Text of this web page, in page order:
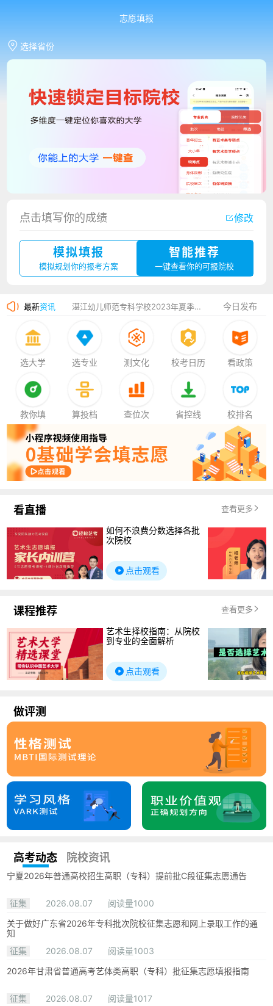
志愿填报
选择省份
点击填写你的成绩 修改
模拟填报
模拟规划你的报考方案
智能推荐
一键查看你的可报院校
最新资讯
厦门大学嘉庚学院2023年艺术类招生简章
湛江幼儿师范专科学校2023年夏季高考招生简章
香港中文大学（深圳）2023年夏季高考招生简章
今日发布
选大学 选专业 测文化 校考日历 看政策
教你填 算投档 查位次 省控线 校排名
看直播 查看更多
如何不浪费分数选择各批
次院校
点击观看
课程推荐 查看更多
艺术生择校指南：从院校
到专业的全面解析
点击观看
做评测
高考动态 院校资讯
宁夏2026年普通高校招生高职（专科）提前批C段征集志愿通告
征集 2026.08.07
阅读量1000
关于做好广东省2026年专科批次院校征集志愿和网上录取工作的通
知
征集
2026.08.07
阅读量1003
2026年甘肃省普通高考艺体类高职（专科）批征集志愿填报指南
征集 2026.08.07
阅读量1017